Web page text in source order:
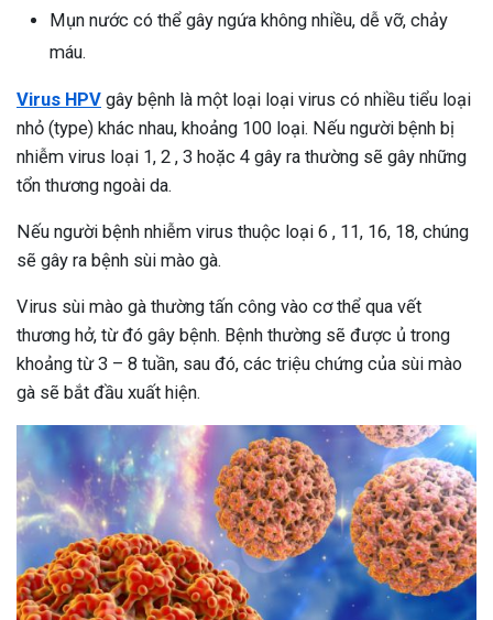
Sau Sinh Có Tự Khỏi
Thông Tin Cần Biết
sau sinh là tình trạng viêm da
phổ biến, khiến đôi bàn tay,
Mụn nước có thể gây ngứa không nhiều, dễ vỡ, chảy
máu.
Virus HPV gây bệnh là một loại loại virus có nhiều tiểu loại
nhỏ (type) khác nhau, khoảng 100 loại. Nếu người bệnh bị
nhiễm virus loại 1, 2 , 3 hoặc 4 gây ra thường sẽ gây những
tổn thương ngoài da.
Nếu người bệnh nhiễm virus thuộc loại 6 , 11, 16, 18, chúng
sẽ gây ra bệnh sùi mào gà.
Virus sùi mào gà thường tấn công vào cơ thể qua vết
thương hở, từ đó gây bệnh. Bệnh thường sẽ được ủ trong
khoảng từ 3 – 8 tuần, sau đó, các triệu chứng của sùi mào
gà sẽ bắt đầu xuất hiện.